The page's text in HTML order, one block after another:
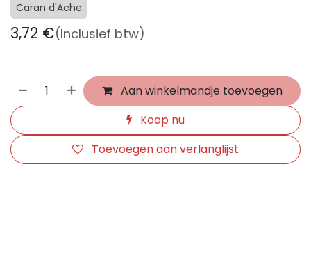
Caran d'Ache
3,72 €(Inclusief btw)
Aan winkelmandje toevoegen
Koop nu
Toevoegen aan verlanglijst